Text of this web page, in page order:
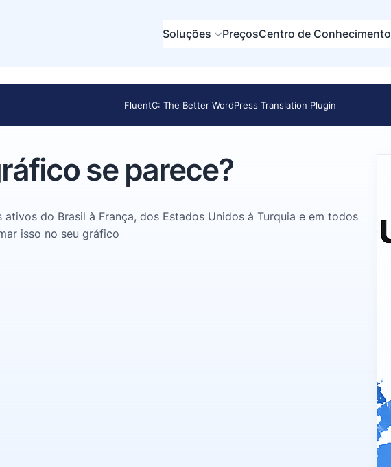
Soluções PreçosCentro de Conhecimento
FluentC: The Better WordPress Translation Plugin
se parece?
do Brasil à França, dos Estados Unidos à Turquia e em todos
isso no seu gráfico